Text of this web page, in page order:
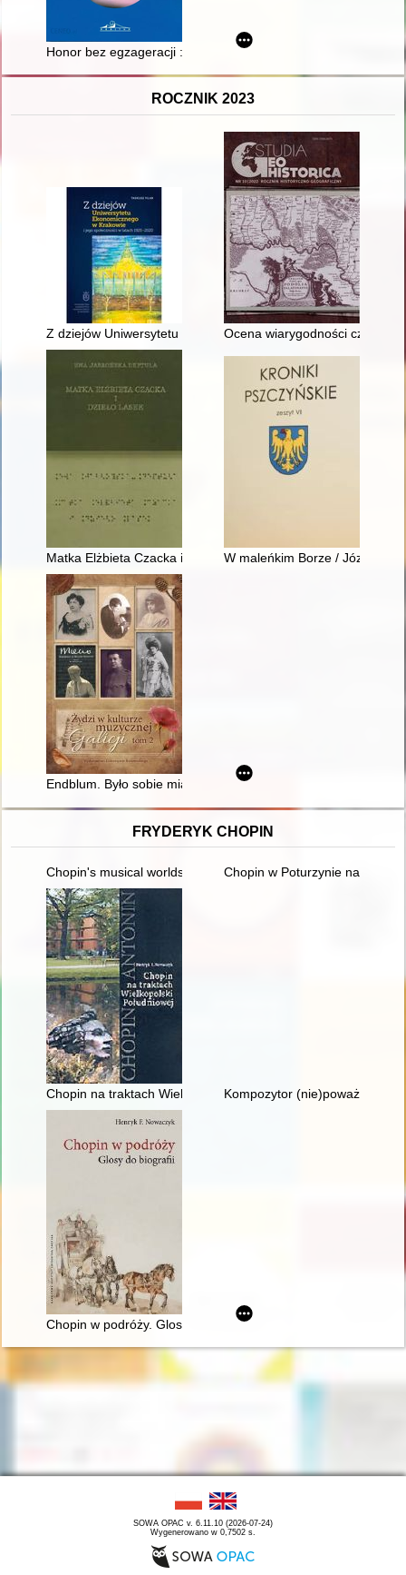
Honor bez egzageracji : magnackie zakupy i świat rzeczy
ROCZNIK 2023
Z dziejów Uniwersytetu Ekonomicznego w Krakowie i jego
Ocena wiarygodności części
Matka Elżbieta Czacka i dzieło Lasek. T. 5W maleńkim Borze / Józef Spek
Endblum. Było sobie miasto
FRYDERYK CHOPIN
Chopin's musical worlds the 1840'sChopin w Poturzynie na Ziemi
Chopin na traktach Wielkopolski południowejKompozytor (nie)poważny.
Chopin w podróży. Glosy do biografii
SOWA OPAC v. 6.11.10 (2026-07-24)
Wygenerowano w 0,7502 s.